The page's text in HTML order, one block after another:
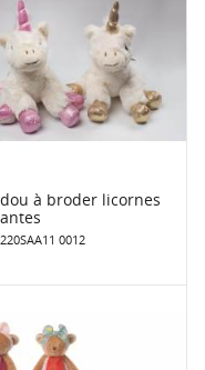
à broder licornes
0012